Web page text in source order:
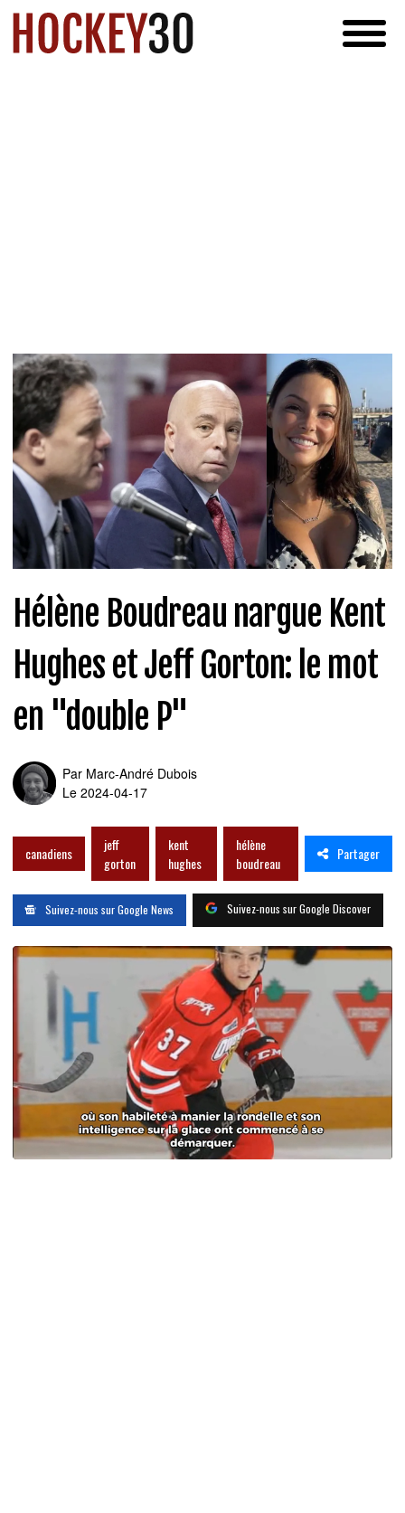
Hélène Boudreau nargue Kent
Hughes et Jeff Gorton: le mot
en "double P"
Par Marc-André Dubois
Le 2024-04-17
canadiens
jeff
gorton
kent
hughes
hélène
boudreau
Partager
Suivez-nous sur Google News Suivez-nous sur Google Discover